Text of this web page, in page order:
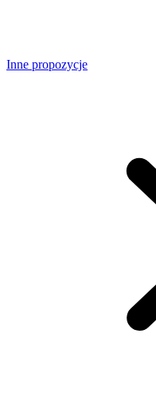
Inne propozycje